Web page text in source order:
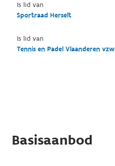
Is lid van
Sportraad Herselt
Is lid van
Tennis en Padel Vlaanderen vzw
Basisaanbod